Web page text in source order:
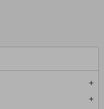
add
add